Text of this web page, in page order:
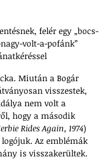
felér egy „bocs-
volt-a-pofánk”
Miután a Bogár
visszestek,
nem volt a
hogy a második
Rides Again, 1974)
Az emblémák
is visszakerültek.